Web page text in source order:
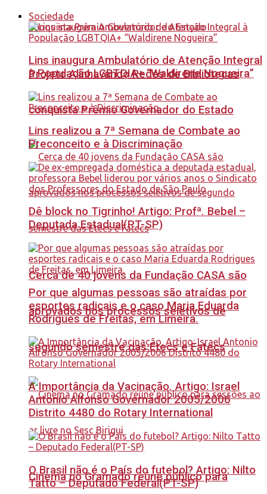
Projeto Alinhavando Redes de Bibliotecas
conquista Prêmio Governador do Estado
Cerca de 40 jovens da Fundação CASA são
aprovados nos processos seletivos de
segundo semestre das Etecs e Fatecs
Cinema no Gramado reúne público para
Sociedade
Lins inaugura Ambulatório de Atenção Integral
à População LGBTQIA+ “Waldirene Nogueira”
Lins realizou a 7ª Semana de Combate ao
Preconceito e à Discriminação
Dê block no Tigrinho! Artigo: Profª. Bebel –
Deputada Estadual(PT-SP)
Por que algumas pessoas são atraídas por
esportes radicais e o caso Maria Eduarda
Rodrigues de Freitas, em Limeira.
A Importância da Vacinação. Artigo: Israel
Antonio Alfonso Governador 2005/2006
Distrito 4480 do Rotary International
O Brasil não é o País do futebol? Artigo: Nilto
Tatto – Deputado Federal(PT-SP)